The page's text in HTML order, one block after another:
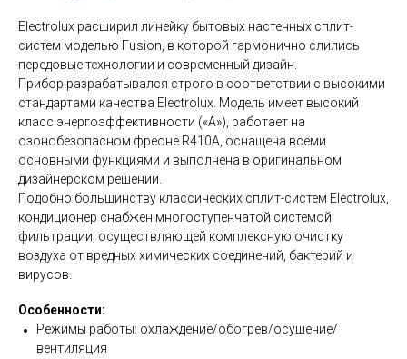
Electrolux расширил линейку бытовых настенных сплит-
систем моделью Fusion, в которой гармонично слились
передовые технологии и современный дизайн.
Прибор разрабатывался строго в соответствии с высокими
стандартами качества Electrolux. Модель имеет высокий
класс энергоэффективности («А»), работает на
озонобезопасном фреоне R410А, оснащена всеми
основными функциями и выполнена в оригинальном
дизайнерском решении.
Подобно большинству классических сплит-систем Electrolux,
кондиционер снабжен многоступенчатой системой
фильтрации, осуществляющей комплексную очистку
воздуха от вредных химических соединений, бактерий и
вирусов.
Особенности:
Режимы работы: охлаждение/обогрев/осушение/
вентиляция